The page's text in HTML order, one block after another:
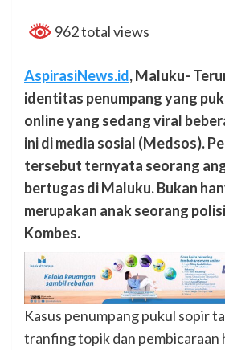
962 total views
AspirasiNews.id, Maluku-
identitas penumpang yang
online yang sedang viral
ini di media sosial (Medsos).
tersebut ternyata seorang
bertugas di Maluku. Bukan
merupakan anak seorang
Kombes.
Kasus penumpang pukul sopir
tranfing topik dan pembicaraan